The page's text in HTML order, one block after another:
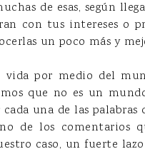
de esas, según
con tus intereses o
un poco más y
por medio del
que no es un
una de las palabras
de los comentarios
caso, un fuerte